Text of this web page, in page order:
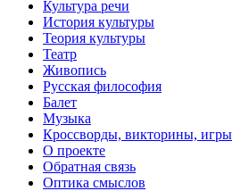
Культура речи
История культуры
Теория культуры
Театр
Живопись
Русская философия
Балет
Музыка
Кроссворды, викторины, игры
О проекте
Обратная связь
Оптика смыслов